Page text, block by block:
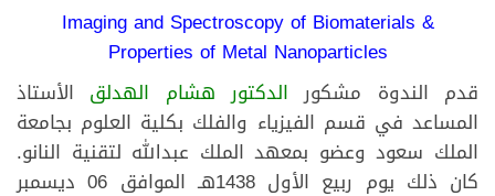
Imaging and Spectroscopy of Biomaterials &
Properties of Metal Nanoparticles
قدم الندوة مشكور الدكتور هشام الهدلق الأستاذ
المساعد في قسم الفيزياء والفلك بكلية العلوم بجامعة
الملك سعود وعضو بمعهد الملك عبدالله لتقنية النانو.
كان ذلك يوم ربيع الأول 1438هـ الموافق 06 ديسمبر